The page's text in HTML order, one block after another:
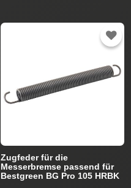
Zugfeder für die
Messerbremse passend für
Bestgreen BG Pro 105 HRBK